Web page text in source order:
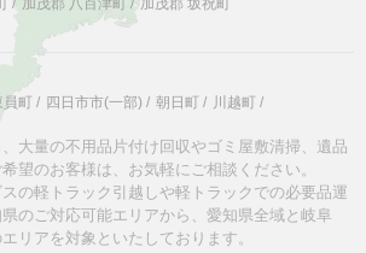
/ 加茂郡 八百津町 / 加茂郡 坂祝町
員町 / 四日市市(一部) / 朝日町 / 川越町 /
大量の不用品片付け回収やゴミ屋敷清掃、遺品
望のお客様は、お気軽にご相談ください。
の軽トラック引越しや軽トラックでの必要品運
のご対応可能エリアから、愛知県全域と岐阜
リアを対象といたしております。